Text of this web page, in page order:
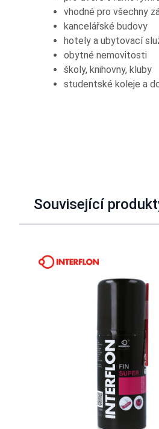
vhodné pro všechny
kancelářské budovy
hotely a ubytovací
obytné nemovitosti
školy, knihovny, kluby
studentské koleje a
Související